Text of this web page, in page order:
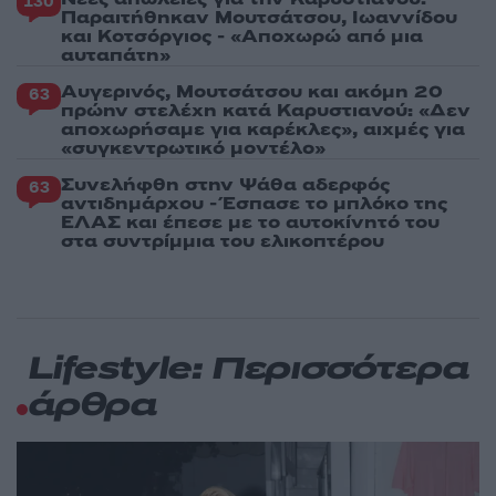
Παραιτήθηκαν Μουτσάτσου, Ιωαννίδου
και Κοτσόργιος - «Αποχωρώ από μια
αυταπάτη»
63 Αυγερινός, Μουτσάτσου και ακόμη 20
πρώην στελέχη κατά Καρυστιανού: «Δεν
αποχωρήσαμε για καρέκλες», αιχμές για
«συγκεντρωτικό μοντέλο»
63 Συνελήφθη στην Ψάθα αδερφός
αντιδημάρχου - Έσπασε το μπλόκο της
ΕΛΑΣ και έπεσε με το αυτοκίνητό του
στα συντρίμμια του ελικοπτέρου
Lifestyle: Περισσότερα
άρθρα